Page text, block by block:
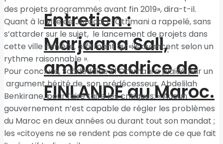
Entretien :
Marjaana Sall,
ambassadrice de
FINLANDE au Maroc.
des projets programmés avant fin 2019», dira-t-il.
Quant à la ville de Jerada, El Othmani a rappelé, sans
s’attarder sur le sujet, le lancement de projets dans
cette ville minière, affirmant qu’«ils avancent selon un
rythme raisonnable ».
Pour conclure, Saâdeddine El Othmani a plaidé par un
argument hérité de son prédécesseur, Abdelilah
Benkirane, pour faire taire les critiques: « Aucun
gouvernement n’est capable de régler les problèmes
du Maroc en deux années ou durant tout son mandat ;
les «citoyens ne se rendent pas compte de ce que fait